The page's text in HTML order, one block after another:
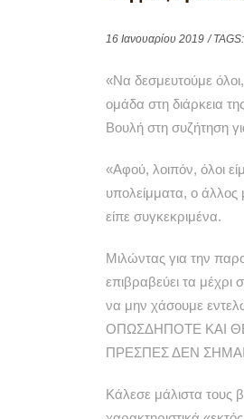
16 Ιανουαρίου 2019 / TAGS:
«Να δεσμευτούμε
ομάδα στη διάρκεια
Βουλή στη συζήτηση
«Αφού, λοιπόν, όλοι
υπολείμματα, ο άλλος
είπε συγκεκριμένα.
Μιλώντας για την
επιβραβεύει τα μέχρι
να μην χάσουμε
ΟΠΩΣΔΗΠΟΤΕ ΚΑΙ
ΠΡΕΣΠΕΣ ΔΕΝ
Κάλεσε μάλιστα τους